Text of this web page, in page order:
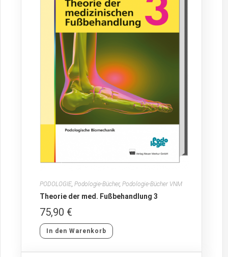
PODOLOGIE,Podologie-Bücher,Podologie-Bücher VNM
Theorie der med. Fußbehandlung 3
75,90 €
In den Warenkorb